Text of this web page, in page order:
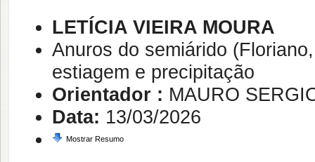
LETÍCIA VIEIRA MOURA
Anuros do semiárido
estiagem e precipitação
Orientador : MAURO
Data: 13/03/2026
Mostrar Resumo